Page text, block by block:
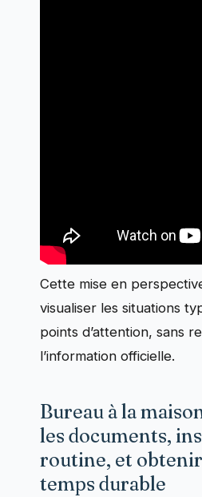
Cette mise en
visualiser les situations
points d’attention, sans
l’information officielle.
Bureau à la
les documents,
routine, et
temps durable